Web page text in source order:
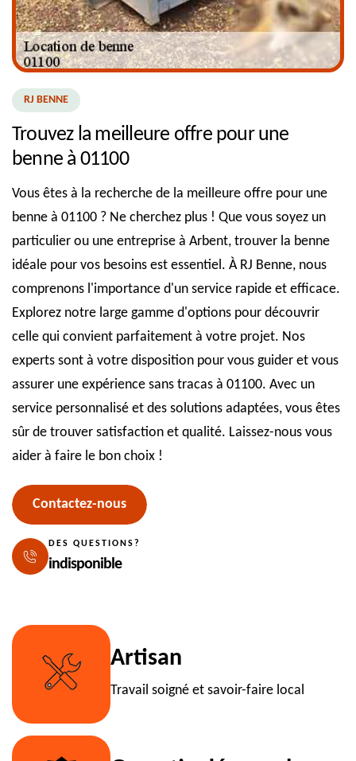
RJ BENNE
Trouvez la meilleure offre pour une
benne à 01100
Vous êtes à la recherche de la meilleure offre pour une
benne à 01100 ? Ne cherchez plus ! Que vous soyez un
particulier ou une entreprise à Arbent, trouver la benne
idéale pour vos besoins est essentiel. À RJ Benne, nous
comprenons l'importance d'un service rapide et efficace.
Explorez notre large gamme d'options pour découvrir
celle qui convient parfaitement à votre projet. Nos
experts sont à votre disposition pour vous guider et vous
assurer une expérience sans tracas à 01100. Avec un
service personnalisé et des solutions adaptées, vous êtes
sûr de trouver satisfaction et qualité. Laissez-nous vous
aider à faire le bon choix !
Contactez-nous
DES QUESTIONS?
indisponible
Artisan
Travail soigné et savoir-faire local